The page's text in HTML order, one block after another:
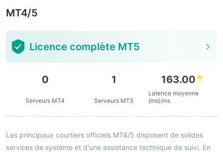
MT4/5
Licence complète MT5
0
Serveurs MT4
1
Serveurs MT5
163.00
Latence moyenne
(ms)/ms
Les principaux courtiers officiels MT4/5 disposent de solides
services de système et d'une assistance technique de suivi. En